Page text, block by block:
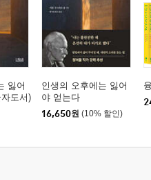
상징성―아닐라 야페 … 369
동물 … 371
회화 … 402
408
… 423
타나는 상징―욜란데 야코비 …
잃어
도서)
인생의 오후에는 잃어
야 얻는다
16,650원 (10% 할인)